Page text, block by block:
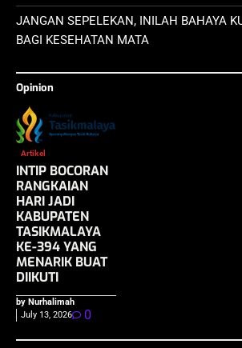
JANGAN SEPELEKAN, INILAH BAHAYA
BAGI KESEHATAN MATA
Opinion
Artikel
INTIP BOCORAN
RANGKAIAN
HARI JADI
KABUPATEN
TASIKMALAYA
KE-394 YANG
MENARIK BUAT
DIIKUTI
by Nurhalimah
July 13, 2026
0